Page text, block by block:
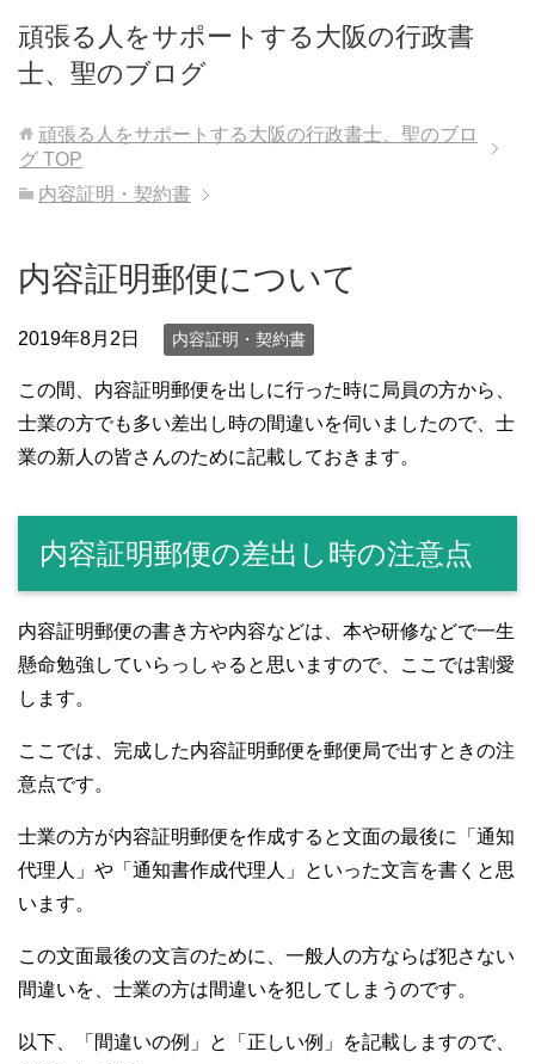
頑張る人をサポートする大阪の行政書
士、聖のブログ
頑張る人をサポートする大阪の行政書士、聖のブロ
グ TOP
内容証明・契約書
内容証明郵便について
2019年8月2日 内容証明・契約書
この間、内容証明郵便を出しに行った時に局員の方から、
士業の方でも多い差出し時の間違いを伺いましたので、士
業の新人の皆さんのために記載しておきます。
内容証明郵便の差出し時の注意点
内容証明郵便の書き方や内容などは、本や研修などで一生
懸命勉強していらっしゃると思いますので、ここでは割愛
します。
ここでは、完成した内容証明郵便を郵便局で出すときの注
意点です。
士業の方が内容証明郵便を作成すると文面の最後に「通知
代理人」や「通知書作成代理人」といった文言を書くと思
います。
この文面最後の文言のために、一般人の方ならば犯さない
間違いを、士業の方は間違いを犯してしまうのです。
以下、「間違いの例」と「正しい例」を記載しますので、